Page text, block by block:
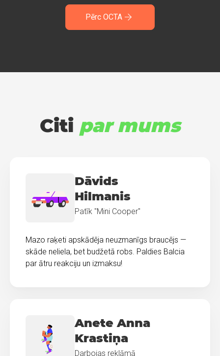
Pērc OCTA
Citi par mums
Dāvids
Hilmanis
Patīk "Mini Cooper"
Mazo raķeti apskādēja neuzmanīgs braucējs —
skāde neliela, bet budžetā robs. Paldies Balcia
par ātru reakciju un izmaksu!
Anete Anna
Krastiņa
Darbojas reklāmā